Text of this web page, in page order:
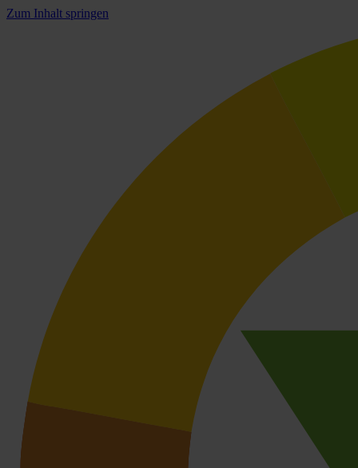
Zum Inhalt springen